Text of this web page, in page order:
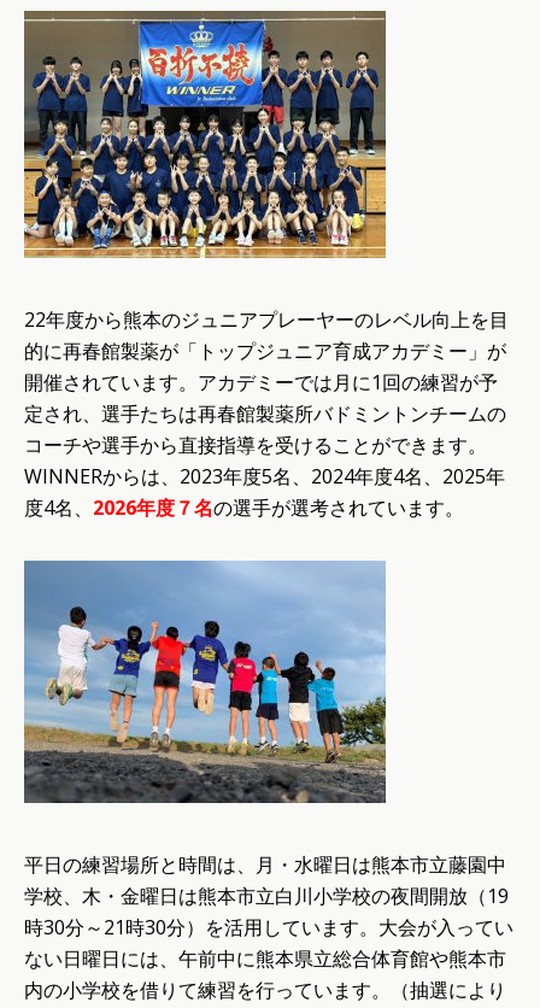
22年度から熊本のジュニアプレーヤーのレベル向上を目
的に再春館製薬が「トップジュニア育成アカデミー」が
開催されています。アカデミーでは月に1回の練習が予
定され、選手たちは再春館製薬所バドミントンチームの
コーチや選手から直接指導を受けることができます。
WINNERからは、2023年度5名、2024年度4名、2025年
度4名、 2026年度７名の選手が選考されています。
平日の練習場所と時間は、月・水曜日は熊本市立藤園中
学校、木・金曜日は熊本市立白川小学校の夜間開放（19
時30分～21時30分）を活用しています。大会が入ってい
ない日曜日には、午前中に熊本県立総合体育館や熊本市
内の小学校を借りて練習を行っています。（抽選により